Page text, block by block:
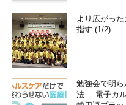
より広がっ
指す (1/2)
勉強会で明
法──電子カ